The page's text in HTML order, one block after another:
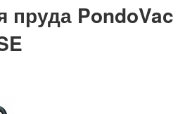
PondoVac